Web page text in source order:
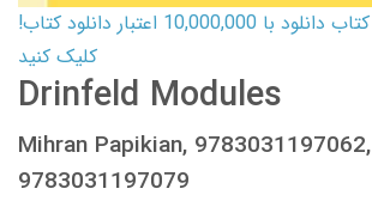
کارت اعتباری کتاب دانلود با 10,000,000 اعتبار دانلود کتاب!
کلیک کنید
Drinfeld Modules
Mihran Papikian, 9783031197062,
9783031197079